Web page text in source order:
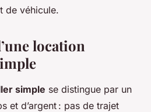
de véhicule.
location
simple se distingue par un
et d’argent : pas de trajet